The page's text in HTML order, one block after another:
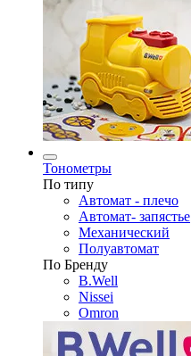
Тонометры
По типу
Автомат - плечо
Автомат- запястье
Механический
Полуавтомат
По Бренду
B.Well
Nissei
Omron